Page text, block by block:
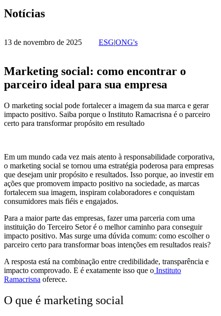
Notícias
13 de novembro de 2025 ESG|ONG's
Marketing social: como encontrar o
parceiro ideal para sua empresa
O marketing social pode fortalecer a imagem da sua marca e gerar
impacto positivo. Saiba porque o Instituto Ramacrisna é o parceiro
certo para transformar propósito em resultado
Em um mundo cada vez mais atento à responsabilidade corporativa,
o marketing social se tornou uma estratégia poderosa para empresas
que desejam unir propósito e resultados. Isso porque, ao investir em
ações que promovem impacto positivo na sociedade, as marcas
fortalecem sua imagem, inspiram colaboradores e conquistam
consumidores mais fiéis e engajados.
Para a maior parte das empresas, fazer uma parceria com uma
instituição do Terceiro Setor é o melhor caminho para conseguir
impacto positivo. Mas surge uma dúvida comum: como escolher o
parceiro certo para transformar boas intenções em resultados reais?
A resposta está na combinação entre credibilidade, transparência e
impacto comprovado. E é exatamente isso que o Instituto
Ramacrisna oferece.
O que é marketing social